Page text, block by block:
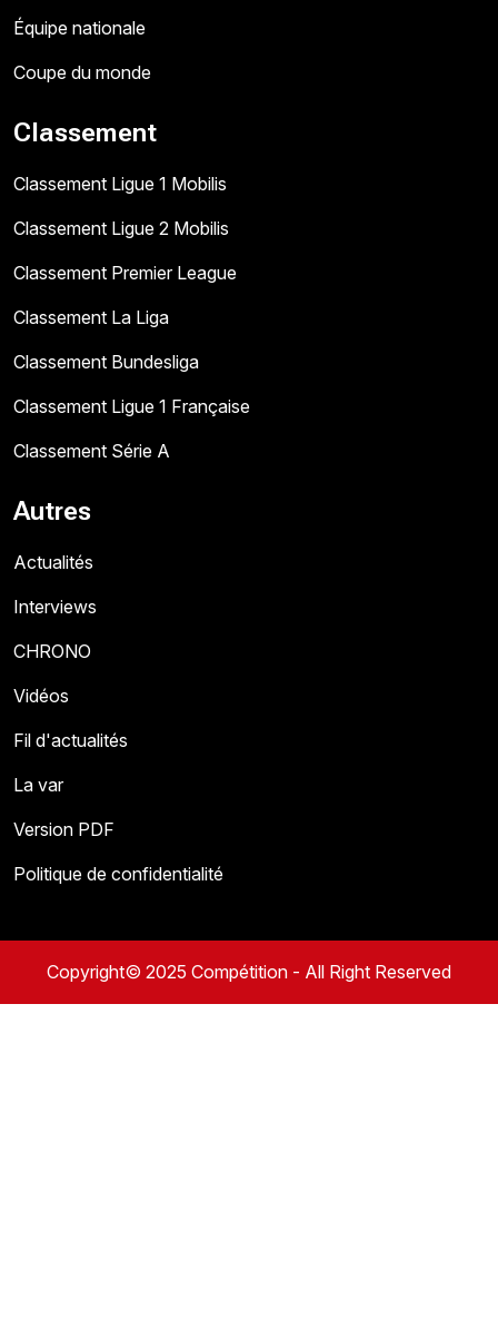
Équipe nationale
Coupe du monde
Classement
Classement Ligue 1 Mobilis
Classement Ligue 2 Mobilis
Classement Premier League
Classement La Liga
Classement Bundesliga
Classement Ligue 1 Française
Classement Série A
Autres
Actualités
Interviews
CHRONO
Vidéos
Fil d'actualités
La var
Version PDF
Politique de confidentialité
Copyright© 2025 Compétition - All Right Reserved